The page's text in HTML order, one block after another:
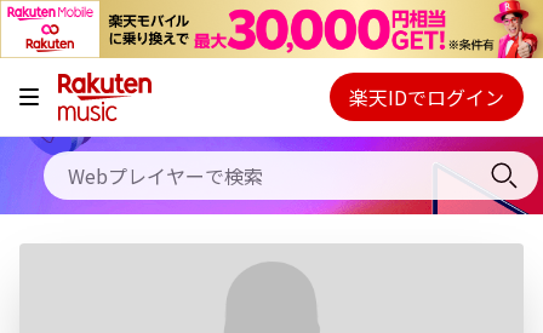
キャンペーン
料金プラン
使い方
Webプレイヤー
ご契約内容の確認・変更
楽天IDでログイン